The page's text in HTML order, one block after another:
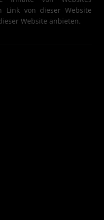
Link von dieser Website
Website anbieten.